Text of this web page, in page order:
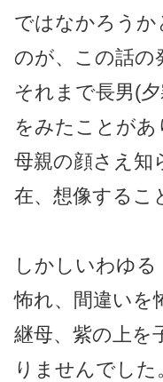
ではなかろうか
のが、この話の
それまで長男(
をみたことがあ
母親の顔さえ知
在、想像するこ
しかしいわゆる
怖れ、間違いを
継母、紫の上を
りませんでした